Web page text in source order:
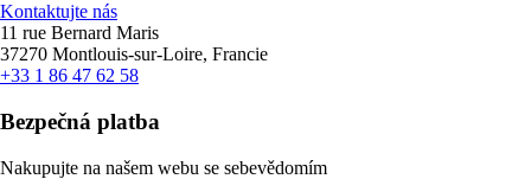
Kontaktujte nás
11 rue Bernard Maris
37270 Montlouis-sur-Loire, Francie
+33 1 86 47 62 58
Bezpečná platba
Nakupujte na našem webu se sebevědomím